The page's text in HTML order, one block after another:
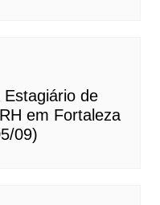
de
em Fortaleza
09)